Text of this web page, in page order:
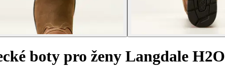
boty pro ženy Langdale H2O